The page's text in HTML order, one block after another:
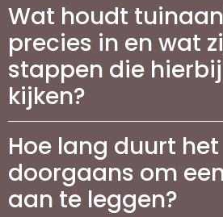
Wat houdt
precies in en wat
stappen die
kijken?
Hoe lang duurt het
doorgaans om
aan te leggen?